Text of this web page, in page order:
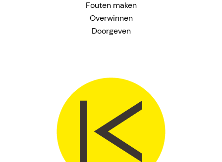
Fouten maken
Overwinnen
Doorgeven